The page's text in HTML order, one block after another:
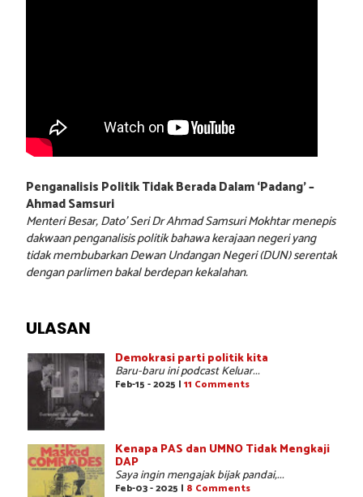
Penganalisis Politik Tidak Berada Dalam ‘Padang’ –
Ahmad Samsuri
Menteri Besar, Dato’ Seri Dr Ahmad Samsuri Mokhtar menepis
dakwaan penganalisis politik bahawa kerajaan negeri yang
tidak membubarkan Dewan Undangan Negeri (DUN) serentak
dengan parlimen bakal berdepan kekalahan.
ULASAN
Demokrasi parti politik kita
Baru-baru ini podcast Keluar...
Feb-15 - 2025 | 11 Comments
Kenapa PAS dan UMNO Tidak Mengkaji
DAP
Saya ingin mengajak bijak pandai,...
Feb-03 - 2025 | 8 Comments